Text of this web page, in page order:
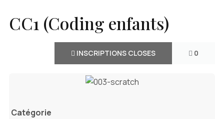
CC1 (Coding enfants)
INSCRIPTIONS CLOSES 0
Catégorie